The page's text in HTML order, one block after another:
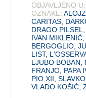
OBJAVLJENO U:
OZNAKE:
CARITAS
DRAGO PILSEL
IVAN MIKLENIĆ
BERGOGLIO ,
LIST,
LJUBO BOBAN
FRANJO PAPA
PIO XII ,
VLADO KOŠIĆ ,